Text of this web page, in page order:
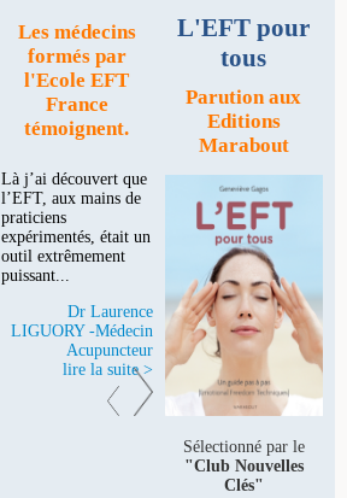
Les médecins
formés par
l'Ecole EFT
France
témoignent.
Là j’ai découvert que
l’EFT, aux mains de
praticiens
expérimentés, était un
outil extrêmement
puissant...
Dr Laurence
LIGUORY -Médecin
Acupuncteur
lire la suite >
L'EFT pour
tous
Parution aux
Editions
Marabout
Sélectionné par le
"Club Nouvelles
Clés"